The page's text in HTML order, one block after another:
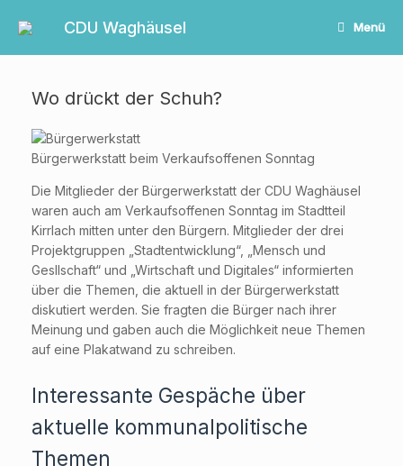
Inhalt
CDU Waghäusel Menü
Wo drückt der Schuh?
Bürgerwerkstatt beim Verkaufsoffenen Sonntag
Die Mitglieder der Bürgerwerkstatt der CDU Waghäusel
waren auch am Verkaufsoffenen Sonntag im Stadtteil
Kirrlach mitten unter den Bürgern. Mitglieder der drei
Projektgruppen „Stadtentwicklung“, „Mensch und
Gesllschaft“ und „Wirtschaft und Digitales“ informierten
über die Themen, die aktuell in der Bürgerwerkstatt
diskutiert werden. Sie fragten die Bürger nach ihrer
Meinung und gaben auch die Möglichkeit neue Themen
auf eine Plakatwand zu schreiben.
Interessante Gespäche über
aktuelle kommunalpolitische
Themen